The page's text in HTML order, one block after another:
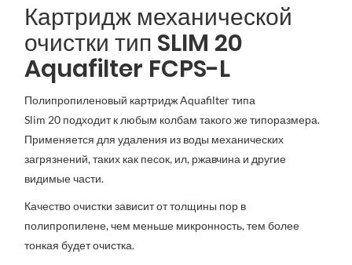
Картридж механической
очистки тип SLIM 20
Aquafilter FCPS-L
Полипропиленовый картридж Aquafilter типа
Slim 20 подходит к любым колбам такого же типоразмера.
Применяется для удаления из воды механических
загрязнений, таких как песок, ил, ржавчина и другие
видимые части.
Качество очистки зависит от толщины пор в
полипропилене, чем меньше микронность, тем более
тонкая будет очистка.